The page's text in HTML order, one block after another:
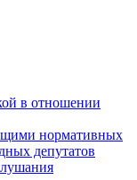
в отношении
нормативных
депутатов